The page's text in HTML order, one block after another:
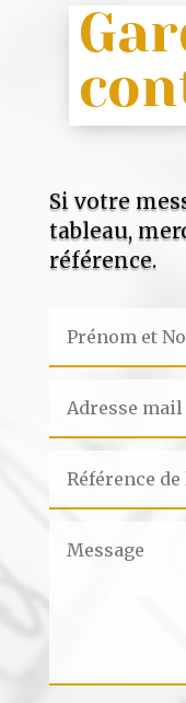
Si votre
tableau,
référence.